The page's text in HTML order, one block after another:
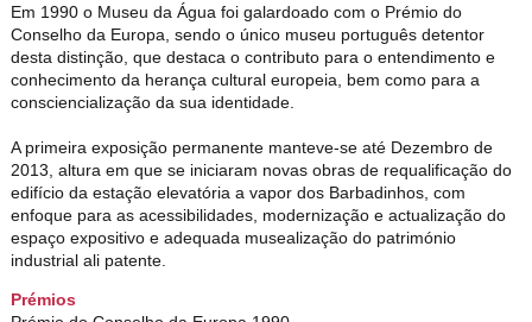
Em 1990 o Museu da Água foi galardoado com o Prémio do
Conselho da Europa, sendo o único museu português detentor
desta distinção, que destaca o contributo para o entendimento e
conhecimento da herança cultural europeia, bem como para a
consciencialização da sua identidade.
A primeira exposição permanente manteve-se até Dezembro de
2013, altura em que se iniciaram novas obras de requalificação do
edifício da estação elevatória a vapor dos Barbadinhos, com
enfoque para as acessibilidades, modernização e actualização do
espaço expositivo e adequada musealização do património
industrial ali patente.
Prémios